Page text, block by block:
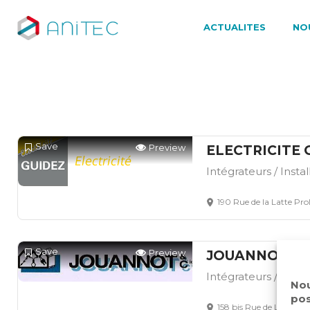
ACTUALITES
Save Preview ELECTRICITE
Intégrateurs /
190 Rue de la Latte
Save Preview JOUANNOT
Intégrateurs /
158 bis Rue de